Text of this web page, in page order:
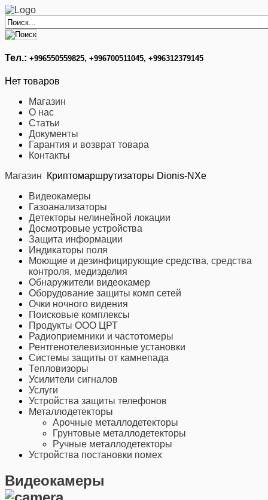
Тел.: +996550559825, +996700511045, +996312379145
Нет товаров
Магазин
О нас
Статьи
Документы
Гарантия и возврат товара
Контакты
Магазин
Криптомаршрутизаторы Dionis-NXe
Видеокамеры
Газоанализаторы
Детекторы нелинейной локации
Досмотровые устройства
Защита информации
Индикаторы поля
Моющие и дезинфицирующие средства, средства
контроля, медизделия
Обнаружители видеокамер
Оборудование защиты комп сетей
Очки ночного видения
Поисковые комплексы
Продукты ООО ЦРТ
Радиоприемники и частотомеры
Рентгенотелевизионные установки
Системы защиты от камнепада
Тепловизоры
Усилители сигналов
Услуги
Устройства защиты телефонов
Металлодетекторы
Арочные металлодетекторы
Грунтовые металлодетекторы
Ручные металлодетекторы
Устройства постановки помех
Видеокамеры